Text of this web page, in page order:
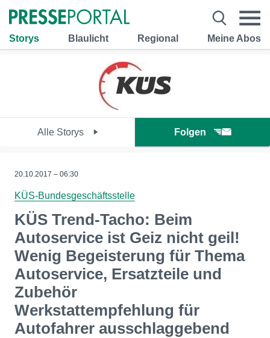
Storys Blaulicht Regional Meine Abos
Alle Storys Folgen
20.10.2017 – 06:30
KÜS-Bundesgeschäftsstelle
KÜS Trend-Tacho: Beim
Autoservice ist Geiz nicht geil!
Wenig Begeisterung für Thema
Autoservice, Ersatzteile und
Zubehör
Werkstattempfehlung für
Autofahrer ausschlaggebend